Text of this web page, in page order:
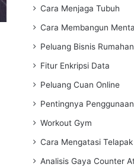
Cara Menjaga Tubuh
Cara Membangun
Peluang Bisnis Rumahan
Fitur Enkripsi Data
Peluang Cuan Online
Pentingnya
Workout Gym
Cara Mengatasi
Analisis Gaya Counter